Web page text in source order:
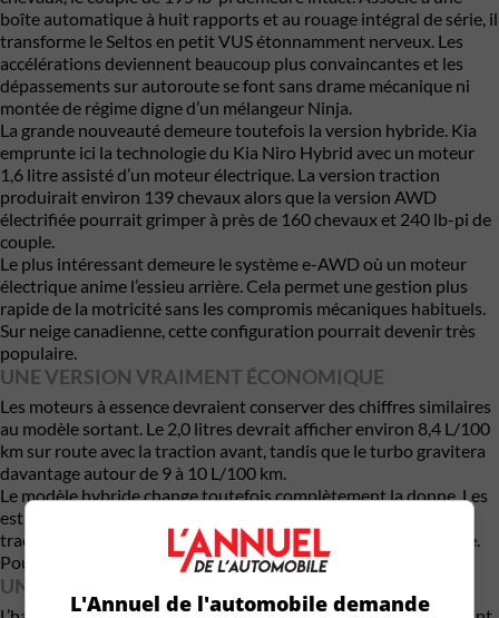
boîte automatique à huit rapports et au rouage intégral de série, il
transforme le Seltos en petit VUS étonnamment nerveux. Les
accélérations deviennent beaucoup plus convaincantes et les
dépassements sur autoroute se font sans drame mécanique ni
montée de régime digne d’un mélangeur Ninja.
La grande nouveauté demeure toutefois la version hybride. Kia
emprunte ici la technologie du Kia Niro Hybrid avec un moteur
1,6 litre assisté d’un moteur électrique. La version traction
produirait environ 139 chevaux alors que la version AWD
électrifiée pourrait grimper à près de 160 chevaux et 240 lb-pi de
couple.
Le plus intéressant demeure le système e-AWD où un moteur
électrique anime l’essieu arrière. Cela permet une gestion plus
rapide de la motricité sans les compromis mécaniques habituels.
Sur neige canadienne, cette configuration pourrait devenir très
populaire.
UNE VERSION VRAIMENT ÉCONOMIQUE
Les moteurs à essence devraient conserver des chiffres similaires
au modèle sortant. Le 2,0 litres devrait afficher environ 8,4 L/100
km sur route avec la traction avant, tandis que le turbo gravitera
davantage autour de 9 à 10 L/100 km.
Le modèle hybride change toutefois complètement la donne. Les
estimations tournent autour de 5,2 L/100 km pour la version
traction et environ 5,9 L/100 km pour la variante AWD hybride.
Pour un VUS de cette taille, ce sont d’excellents résultats.
UNE TECHNOLOGIE DE MODÈLE HAUT DE GAMME
L'Annuel de l'automobile demande